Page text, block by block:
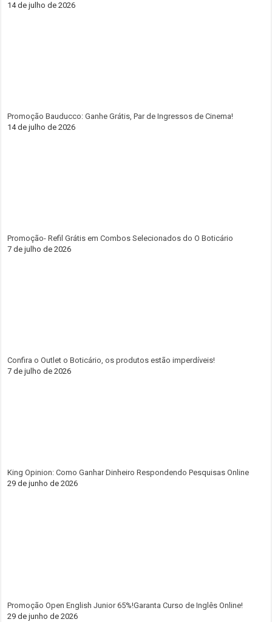
14 de julho de 2026
Promoção Bauducco: Ganhe Grátis, Par de Ingressos de Cinema!
14 de julho de 2026
Promoção- Refil Grátis em Combos Selecionados do O Boticário
7 de julho de 2026
Confira o Outlet o Boticário, os produtos estão imperdíveis!
7 de julho de 2026
King Opinion: Como Ganhar Dinheiro Respondendo Pesquisas Online
29 de junho de 2026
Promoção Open English Junior 65%!Garanta Curso de Inglês Online!
29 de junho de 2026